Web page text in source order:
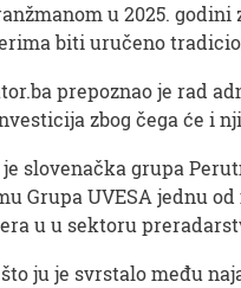
u 2025.
biti uručeno
prepoznao je rad
zbog čega će i
slovenačka grupa
Grupa UVESA jednu
u u sektoru
ju je svrstalo među